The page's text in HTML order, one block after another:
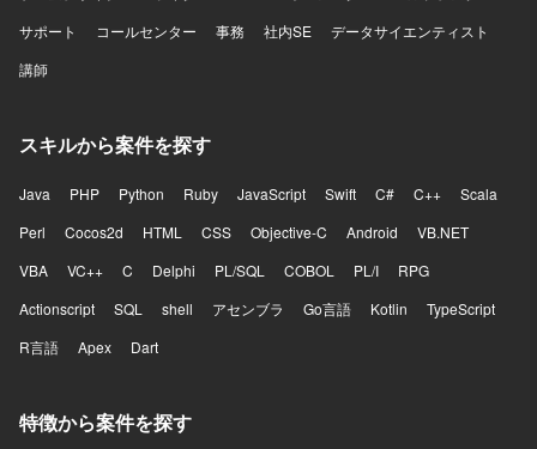
サポート
コールセンター 事務 社内SE
データサイエンティスト
講師
スキルから案件を探す
Java PHP Python Ruby JavaScript Swift C# C++
Scala
Perl
Cocos2d HTML CSS Objective-C Android
VB.NET
VBA
VC++ C Delphi PL/SQL COBOL PL/I
RPG
Actionscript
SQL shell アセンブラ Go言語 Kotlin
TypeScript
R言語
Apex Dart
特徴から案件を探す